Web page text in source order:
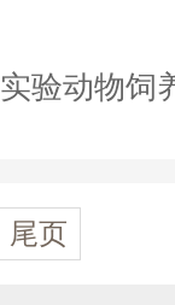
实验动物饲
尾页